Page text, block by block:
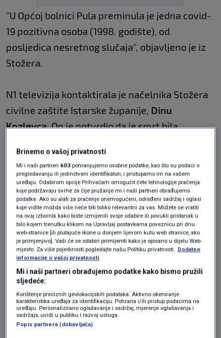
"U Općoj bolnici Pula preminula je jedna covid-
19 pozitivna osoba (1998. godište), od
posljedica nesretnog slučaja", objavljeno je iz
Stožera.
N1 televizija kontaktirala je načelnika Stožera
civilne zaštite Istarske županije, Dinu
Kozlevca. On je potvrdio da je smrt bila
zaraze koronavirusom.
Tijekom protekla 24 sata u Nastavnom zavodu
za javno zdravstvo Istarske županije ispitano
je 625 uzoraka briseva na covid-19. Potvrđeno
je 256 novozaraženih osoba.
U Općoj bolnici Pula na liječenju se nalazi
ukupno 74 pacijenata, od kojih je na Odjelu za
infektologiju 61 osoba, Odjelu za psihijatriju 1
osoba, Odjelu za ginekologiju 1 osoba, Odjelu za
pedijatriju 1 osoba, a u respiracijskom centru 10
Brinemo o vašoj privatnosti
Mi i naši partneri 603 pohranjujemo osobne podatke, kao što su podaci o
pregledavanju ili jedinstveni identifikatori, i pristupamo im na vašem
uređaju. Odabirom opcije Prihvaćam omogućit ćete tehnologije praćenja
koje podržavaju svrhe za čije pružanje mi i naši partneri obrađujemo
podatke. Ako su alati za praćenje onemogućeni, određeni sadržaj i oglasi
koje vidite možda više neće biti toliko relevantni za vas. Možete se vratiti
na ovaj izbornik kako biste izmijenili svoje odabire ili povukli pristanak u
bilo kojem trenutku klikom na Upravljaj postavkama poveznicu pri dnu
web-stranice [ili plutajuće ikone u donjem lijevom kutu web stranice, ako
je primjenjivo]. Vaši će se odabiri primijeniti kako je opisano u dijelu Web-
mjesto. Za više pojedinosti pogledajte našu Politiku privatnosti. Dodatne
informacije o vašoj privatnosti
Mi i naši partneri obrađujemo podatke kako bismo pružili
sljedeće:
Korištenje preciznih geolokacijskih podataka. Aktivno skeniranje
karakteristika uređaja za identifikaciju. Pohrana i/ili pristup podacima na
uređaju. Personalizirano oglašavanje i sadržaj, mjerenje oglašavanja i
sadržaja, uvidi u publiku i razvoj usluga.
Popis partnera (dobavljača)